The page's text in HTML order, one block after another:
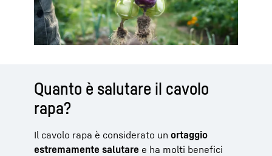
Quanto è salutare il cavolo
rapa?
Il cavolo rapa è considerato un ortaggio
estremamente salutare e ha molti benefici